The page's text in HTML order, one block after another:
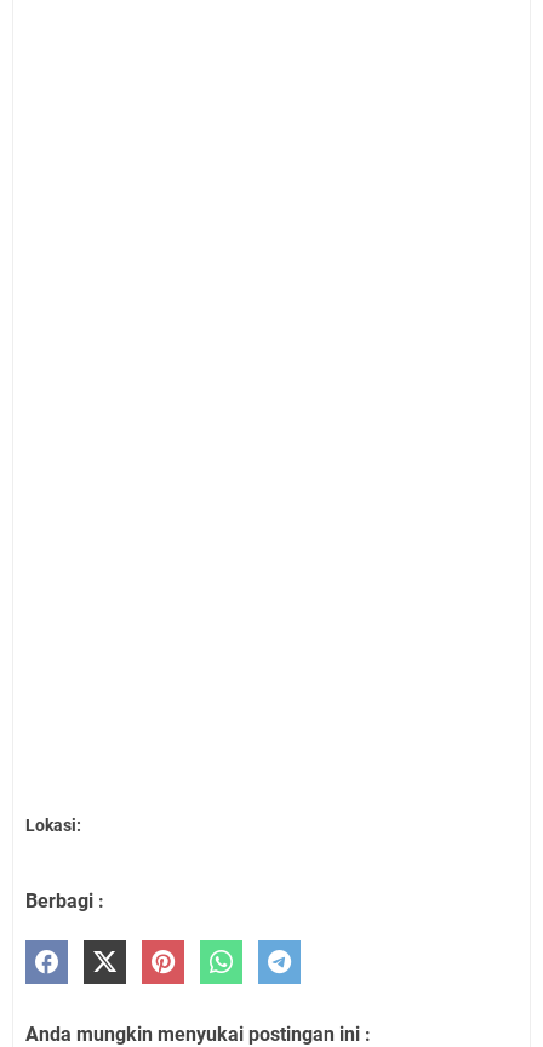
Lokasi:
Berbagi :
Anda mungkin menyukai postingan ini :